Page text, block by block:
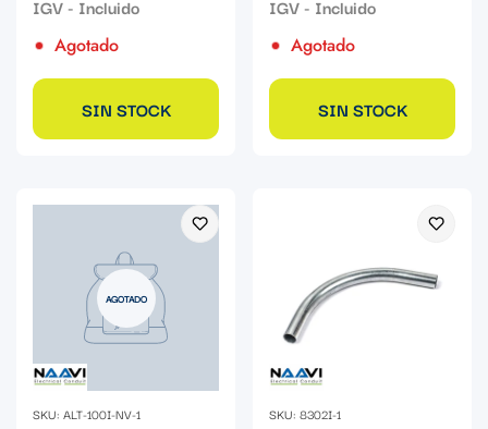
Agotado
SIN STOCK
Agotado
SIN STOCK
AGOTADO
SKU: ALT-100I-NV-1 SKU: 8302I-1